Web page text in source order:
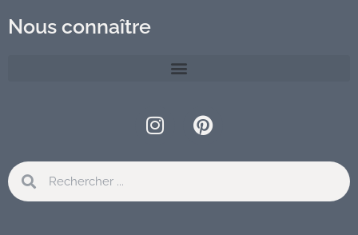
Nous connaître
InstagramPinterest
Rechercher